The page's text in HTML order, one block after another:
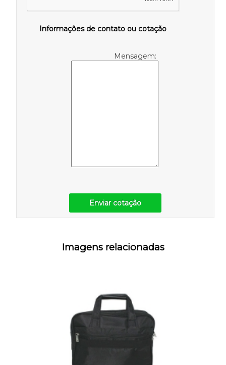
Informações de contato ou cotação
Mensagem:
Enviar cotação
Imagens relacionadas